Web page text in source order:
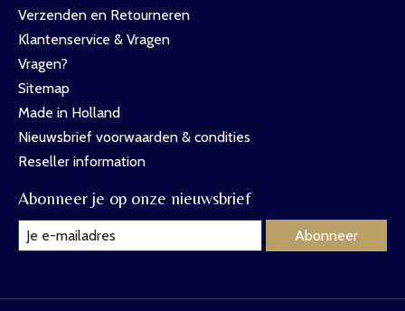
Verzenden en Retourneren
Klantenservice & Vragen
Vragen?
Sitemap
Made in Holland
Nieuwsbrief voorwaarden & condities
Reseller information
Abonneer je op onze nieuwsbrief
Abonneer